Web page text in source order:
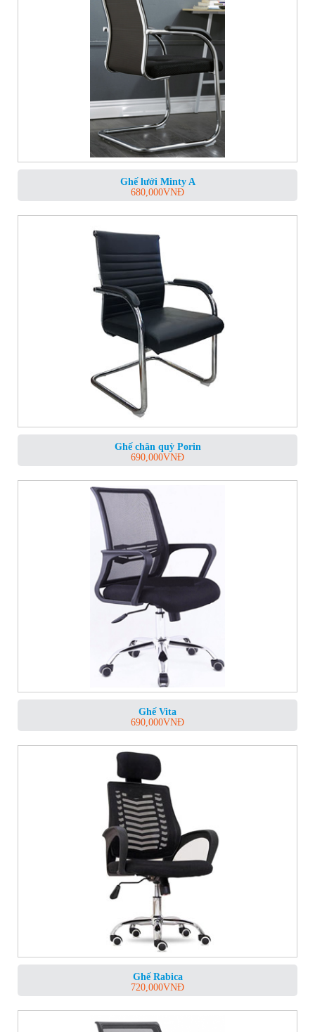
Ghế lưới Minty A
680,000VNĐ
Ghế chân quỳ Porin
690,000VNĐ
Ghế Vita
690,000VNĐ
Ghế Rabica
720,000VNĐ